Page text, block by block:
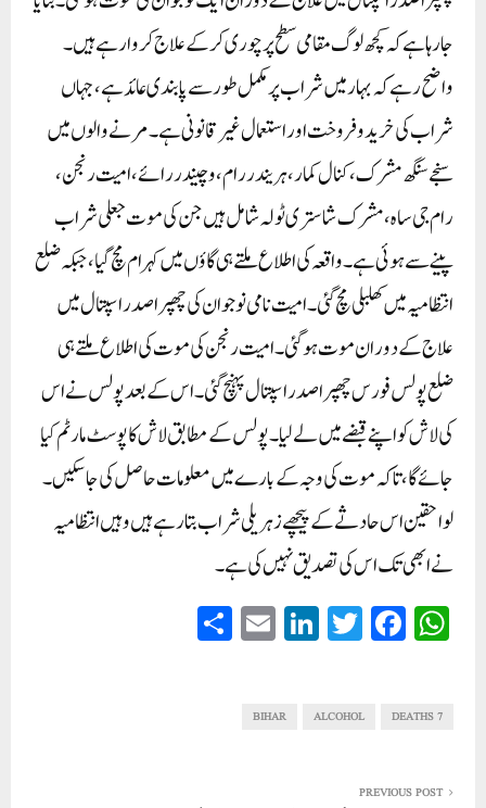
جارہا ہے کہ کچھ لوگ مقامی سطح پر چوری کرکے علاج کروا رہے ہیں۔
واضح رہے کہ بہار میں شراب پر مکمل طور سے پابندی عائد ہے، جہاں
شراب کی خرید و فروخت اور استعمال غیر قانونی ہے۔ مرنے والوں میں
سنجے سنگھ مشرک، کنال کمار، ہریندر رام، وچیندر رائے، امیت رنجن،
رام جی ساہ، مشرک شاستری ٹولہ شامل ہیں جن کی موت جعلی شراب
پینے سے ہوئی ہے۔واقعہ کی اطلاع ملتے ہی گاؤں میں کہرام مچ گیا، جبکہ ضلع
انتظامیہ میں کھلبلی مچ گئی۔ امیت نامی نوجوان کی چھپرا صدر اسپتال میں
علاج کے دوران موت ہوگئی۔ امیت رنجن کی موت کی اطلاع ملتے ہی
ضلع پولس فورس چھپرا صدر اسپتال پہنچ گئی۔ اس کے بعد پولس نے اس
کی لاش کو اپنے قبضے میں لے لیا۔ پولس کے مطابق لاش کا پوسٹ مارٹم کیا
جائے گا، تاکہ موت کی وجہ کے بارے میں معلومات حاصل کی جاسکیں۔
لواحقین اس حادثے کے پیچھے زہریلی شراب بتا رہے ہیں وہیں انتظامیہ
نے ابھی تک اس کی تصدیق نہیں کی ہے۔
W
ha
A
Fa
ce
ok
T
wi
r
Li
nk
In
E
m
7 DEATHS
ALCOHOL
BIHAR
PREVIOUS POST